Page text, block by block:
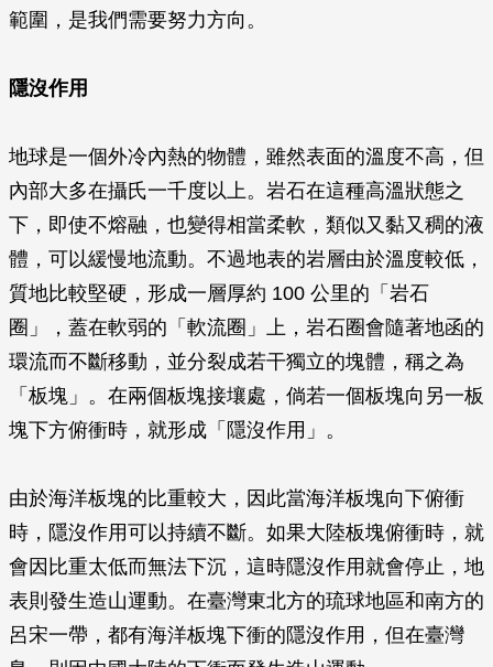
範圍，是我們需要努力方向。
隱沒作用
地球是一個外冷內熱的物體，雖然表面的溫度不高，但
內部大多在攝氏一千度以上。岩石在這種高溫狀態之
下，即使不熔融，也變得相當柔軟，類似又黏又稠的液
體，可以緩慢地流動。不過地表的岩層由於溫度較低，
質地比較堅硬，形成一層厚約 100 公里的「岩石
圈」，蓋在軟弱的「軟流圈」上，岩石圈會隨著地函的
環流而不斷移動，並分裂成若干獨立的塊體，稱之為
「板塊」。在兩個板塊接壤處，倘若一個板塊向另一板
塊下方俯衝時，就形成「隱沒作用」。
由於海洋板塊的比重較大，因此當海洋板塊向下俯衝
時，隱沒作用可以持續不斷。如果大陸板塊俯衝時，就
會因比重太低而無法下沉，這時隱沒作用就會停止，地
表則發生造山運動。在臺灣東北方的琉球地區和南方的
呂宋一帶，都有海洋板塊下衝的隱沒作用，但在臺灣